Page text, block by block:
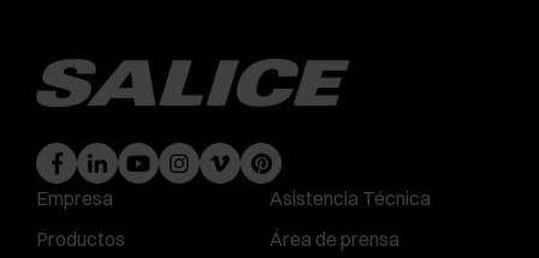
Empresa
Productos
Asistencia Técnica
Área de prensa